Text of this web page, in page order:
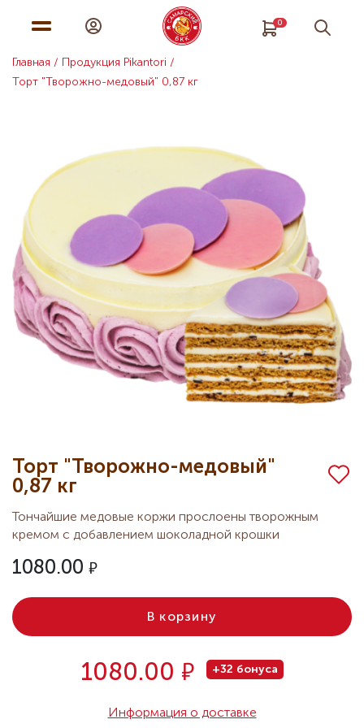
0
Главная
Продукция Pikantori
Торт "Творожно-медовый" 0,87 кг
Торт "Творожно-медовый"
0,87 кг
Тончайшие медовые коржи прослоены творожным
кремом с добавлением шоколадной крошки
1080.00
1080.00 Р +32 бонуса
В корзину
Информация о доставке